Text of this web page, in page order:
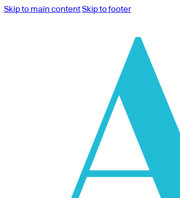
Skip to main contentSkip to footer